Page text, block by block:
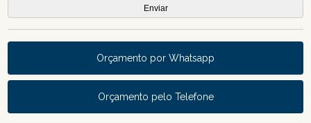
Orçamento por Whatsapp
Orçamento pelo Telefone